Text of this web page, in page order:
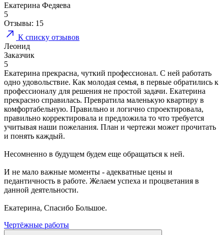
Екатерина Федяева
5
Отзывы: 15
К списку отзывов
Леонид
Заказчик
5
Екатерина прекрасна, чуткий профессионал. С ней работать
одно удовольствие. Как молодая семья, в первые обратились к
профессионалу для решения не простой задачи. Екатерина
прекрасно справилась. Превратила маленькую квартиру в
комфортабельную. Правильно и логично спроектировала,
правильно корректировала и предложила то что требуется
учитывая наши пожелания. План и чертежи может прочитать
и понять каждый.
Несомненно в будущем будем еще обращаться к ней.
И не мало важные моменты - адекватные цены и
педантичность в работе. Желаем успеха и процветания в
данной деятельности.
Екатерина, Спасибо Большое.
Чертёжные работы